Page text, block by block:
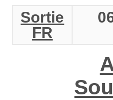
Sortie
FR